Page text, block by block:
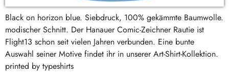
Black on horizon blue. Siebdruck, 100% gekämmte Baumwolle.
modischer Schnitt. Der Hanauer Comic-Zeichner Rautie ist
Flight13 schon seit vielen Jahren verbunden. Eine bunte
Auswahl seiner Motive findet ihr in unserer Art-Shirt-Kollektion.
printed by typeshirts